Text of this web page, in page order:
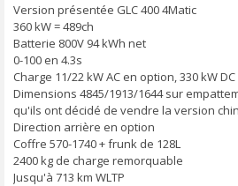
Version présentée GLC 400 4Matic
360 kW = 489ch
Batterie 800V 94 kWh net
0-100 en 4.3s
Charge 11/22 kW AC en option, 330 kW
Dimensions 4845/1913/1644 sur
qu'ils ont décidé de vendre la version
Direction arrière en option
Coffre 570-1740 + frunk de 128L
2400 kg de charge remorquable
Jusqu'à 713 km WLTP